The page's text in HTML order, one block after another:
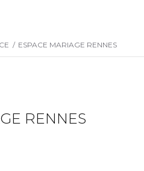
/ ESPACE MARIAGE RENNES
RENNES